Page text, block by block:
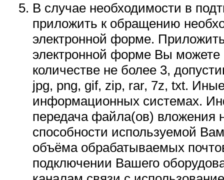
В случае необходимости в
приложить к обращению
электронной форме.
электронной форме Вы можете
количестве не более 3,
jpg, png, gif, zip, rar, 7z, txt.
информационных системах.
передача файла(ов) вложения
способности используемой
объёма обрабатываемых
подключении Вашего